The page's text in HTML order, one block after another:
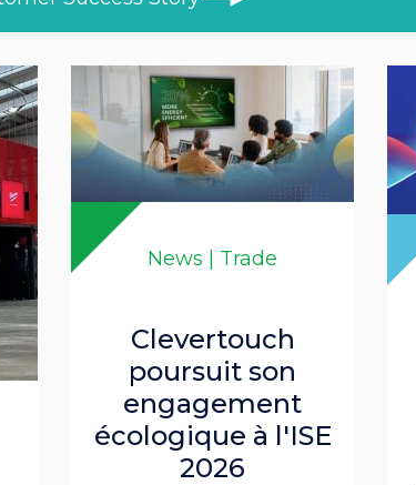
News | Trade
Clevertouch
poursuit son
engagement
écologique à l'ISE
2026